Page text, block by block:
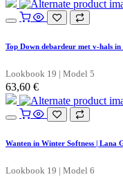
Top Down debardeur met v-hals
Lookbook 19 | Model 5
63,60 €
Wanten in Winter Softness | Lana
Lookbook 19 | Model 6